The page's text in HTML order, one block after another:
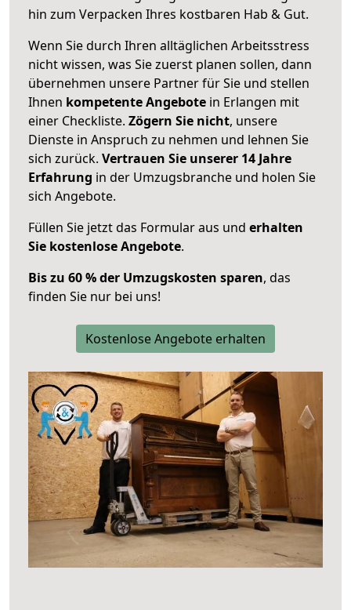
hin zum Verpacken Ihres kostbaren Hab & Gut.
Wenn Sie durch Ihren alltäglichen Arbeitsstress
nicht wissen, was Sie zuerst planen sollen, dann
übernehmen unsere Partner für Sie und stellen
Ihnen kompetente Angebote in Erlangen mit
einer Checkliste. Zögern Sie nicht, unsere
Dienste in Anspruch zu nehmen und lehnen Sie
sich zurück. Vertrauen Sie unserer 14 Jahre
Erfahrung in der Umzugsbranche und holen Sie
sich Angebote.
Füllen Sie jetzt das Formular aus und erhalten
Sie kostenlose Angebote.
Bis zu 60 % der Umzugskosten sparen, das
finden Sie nur bei uns!
Kostenlose Angebote erhalten